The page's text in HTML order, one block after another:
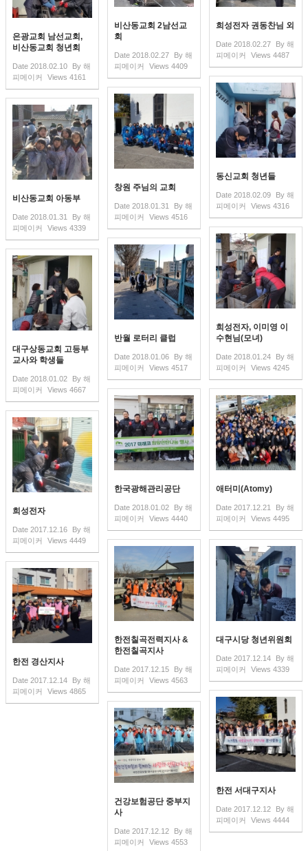
비산동교회 2남선교
회
Date 2018.02.27 By 해
피메이커
Views 4409
희성전자 권동찬님 외
Date 2018.02.27 By 해
피메이커
Views 4487
은광교회 남선교회,
비산동교회 청년회
Date 2018.02.10 By 해
피메이커
Views 4161
동신교회 청년들
Date 2018.02.09 By 해
피메이커
Views 4316
창원 주님의 교회
Date 2018.01.31 By 해
피메이커
Views 4516
비산동교회 아동부
Date 2018.01.31 By 해
피메이커
Views 4339
희성전자, 이미영 이
수현님(모녀)
Date 2018.01.24 By 해
피메이커
Views 4245
반월 로터리 클럽
Date 2018.01.06 By 해
피메이커
Views 4517
대구상동교회 고등부
교사와 학생들
Date 2018.01.02 By 해
피메이커
Views 4667
한국광해관리공단
Date 2018.01.02 By 해
피메이커
Views 4440
애터미(Atomy)
Date 2017.12.21 By 해
피메이커
Views 4495
희성전자
Date 2017.12.16 By 해
피메이커
Views 4449
한전칠곡전력지사 &
한전칠곡지사
Date 2017.12.15 By 해
피메이커
Views 4563
대구시당 청년위원회
Date 2017.12.14 By 해
피메이커
Views 4339
한전 경산지사
Date 2017.12.14 By 해
피메이커
Views 4865
한전 서대구지사
Date 2017.12.12 By 해
피메이커
Views 4444
건강보험공단 중부지
사
Date 2017.12.12 By 해
피메이커
Views 4553